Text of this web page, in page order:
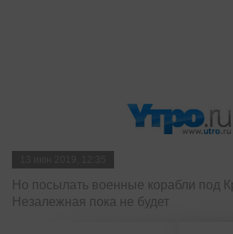
Но посылать военные корабли под
Незалежная пока не будет